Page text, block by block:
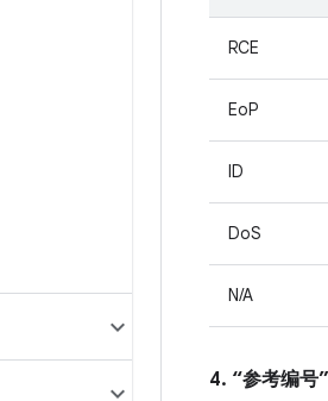
RCE
EoP
ID
DoS
N/A
4. “参考编号